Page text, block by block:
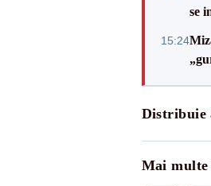
se
15:24
Distribuie
Mai multe